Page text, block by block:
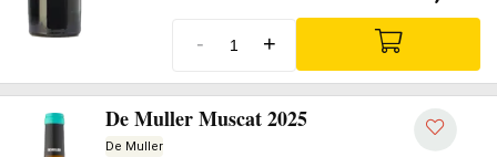
- +
De Muller Muscat 2025
De Muller